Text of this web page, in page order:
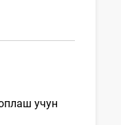
учун